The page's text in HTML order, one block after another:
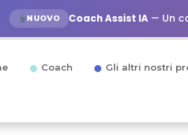
NUOVO Coach Assist IA — Un
Coach Gli altri nostri